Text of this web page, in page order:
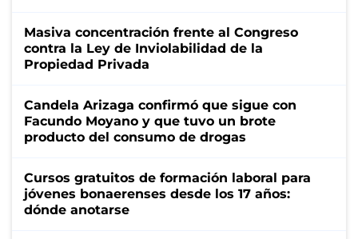
Masiva concentración frente al Congreso
contra la Ley de Inviolabilidad de la
Propiedad Privada
Candela Arizaga confirmó que sigue con
Facundo Moyano y que tuvo un brote
producto del consumo de drogas
Cursos gratuitos de formación laboral para
jóvenes bonaerenses desde los 17 años:
dónde anotarse